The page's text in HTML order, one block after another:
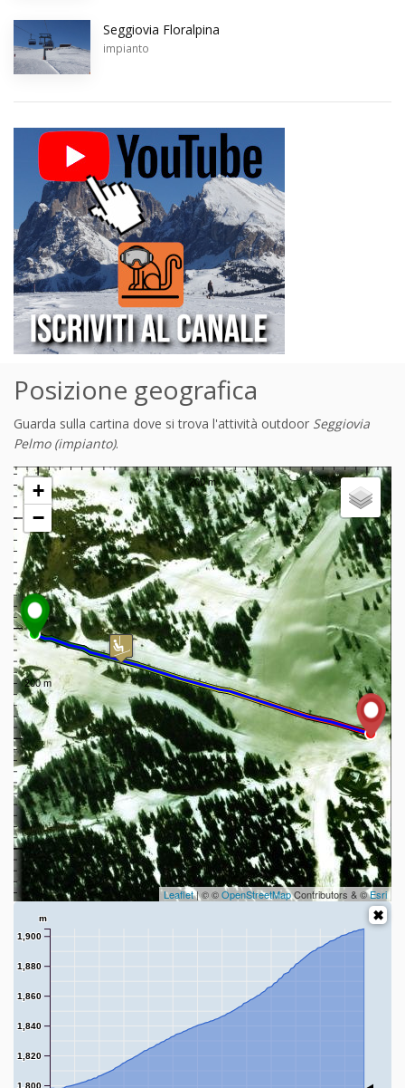
Seggiovia Floralpina
impianto
Posizione geografica
Guarda sulla cartina dove si trova l'attività outdoor Seggiovia
Pelmo (impianto).
+
−
Leaflet| © ©OpenStreetMapContributors & ©Esri
1,800
1,820
1,840
1,860
1,880
1,900
m